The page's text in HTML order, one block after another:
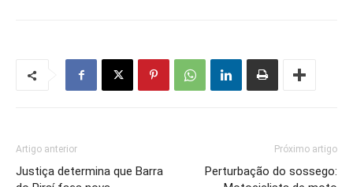
Artigo anterior
Justiça determina que Barra
Próximo artigo
Perturbação do sossego: